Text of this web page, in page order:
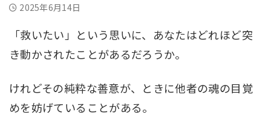
2025年6月14日
「救いたい」という思いに、あなたはどれほど突
き動かされたことがあるだろうか。
けれどその純粋な善意が、ときに他者の魂の目覚
めを妨げていることがある。